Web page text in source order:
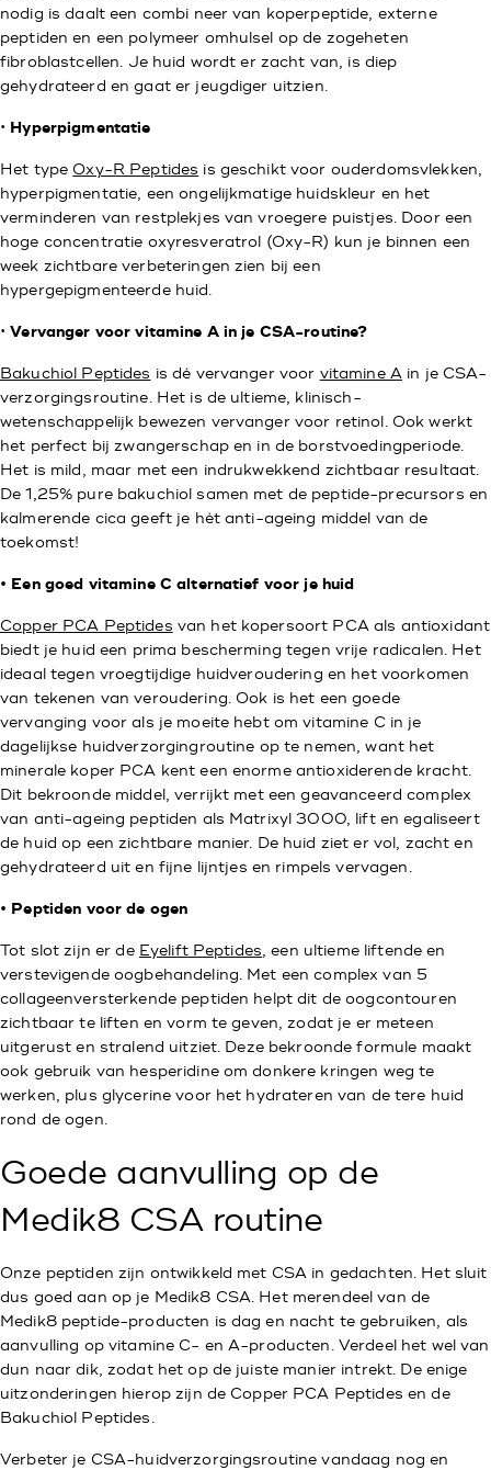
nodig is daalt een combi neer van koperpeptide, externe
peptiden en een polymeer omhulsel op de zogeheten
fibroblastcellen. Je huid wordt er zacht van, is diep
gehydrateerd en gaat er jeugdiger uitzien.
• Hyperpigmentatie
Het type Oxy-R Peptides is geschikt voor ouderdomsvlekken,
hyperpigmentatie, een ongelijkmatige huidskleur en het
verminderen van restplekjes van vroegere puistjes. Door een
hoge concentratie oxyresveratrol (Oxy-R) kun je binnen een
week zichtbare verbeteringen zien bij een
hypergepigmenteerde huid.
•Vervanger voor vitamine A in je CSA-routine?
Bakuchiol Peptides is dé vervanger voor vitamine A in je CSA-
verzorgingsroutine. Het is de ultieme, klinisch-
wetenschappelijk bewezen vervanger voor retinol. Ook werkt
het perfect bij zwangerschap en in de borstvoedingperiode.
Het is mild, maar met een indrukwekkend zichtbaar resultaat.
De 1,25% pure bakuchiol samen met de peptide-precursors en
kalmerende cica geeft je hét anti-ageing middel van de
toekomst!
• Een goed vitamine C alternatief voor je huid
Copper PCA Peptides van het kopersoort PCA als antioxidant
biedt je huid een prima bescherming tegen vrije radicalen. Het
ideaal tegen vroegtijdige huidveroudering en het voorkomen
van tekenen van veroudering. Ook is het een goede
vervanging voor als je moeite hebt om vitamine C in je
dagelijkse huidverzorgingroutine op te nemen, want het
minerale koper PCA kent een enorme antioxiderende kracht.
Dit bekroonde middel, verrijkt met een geavanceerd complex
van anti-ageing peptiden als Matrixyl 3000, lift en egaliseert
de huid op een zichtbare manier. De huid ziet er vol, zacht en
gehydrateerd uit en fijne lijntjes en rimpels vervagen.
• Peptiden voor de ogen
Tot slot zijn er de Eyelift Peptides, een ultieme liftende en
verstevigende oogbehandeling. Met een complex van 5
collageenversterkende peptiden helpt dit de oogcontouren
zichtbaar te liften en vorm te geven, zodat je er meteen
uitgerust en stralend uitziet. Deze bekroonde formule maakt
ook gebruik van hesperidine om donkere kringen weg te
werken, plus glycerine voor het hydrateren van de tere huid
rond de ogen.
Goede aanvulling op de
Medik8 CSA routine
Onze peptiden zijn ontwikkeld met CSA in gedachten. Het sluit
dus goed aan op je Medik8 CSA. Het merendeel van de
Medik8 peptide-producten is dag en nacht te gebruiken, als
aanvulling op vitamine C- en A-producten. Verdeel het wel van
dun naar dik, zodat het op de juiste manier intrekt. De enige
uitzonderingen hierop zijn de Copper PCA Peptides en de
Bakuchiol Peptides.
Verbeter je CSA-huidverzorgingsroutine vandaag nog en